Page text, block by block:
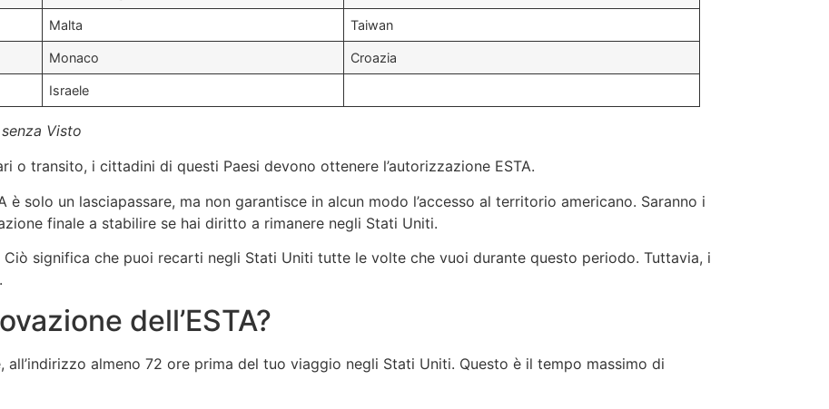
Malta Taiwan
Monaco Croazia
Israele
Visto
o transito, i cittadini di questi Paesi devono ottenere l’autorizzazione ESTA.
è solo un lasciapassare, ma non garantisce in alcun modo l’accesso al territorio americano. Saranno i
finale a stabilire se hai diritto a rimanere negli Stati Uniti.
Ciò significa che puoi recarti negli Stati Uniti tutte le volte che vuoi durante questo periodo. Tuttavia, i
dell’ESTA?
all’indirizzo almeno 72 ore prima del tuo viaggio negli Stati Uniti. Questo è il tempo massimo di